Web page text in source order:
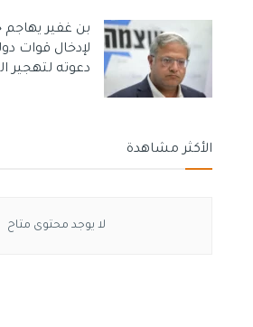
بن غفير يهاجم
لإدخال قوات
دعوته لتهجير
الأكثر مشاهدة
لا يوجد محتوى متاح